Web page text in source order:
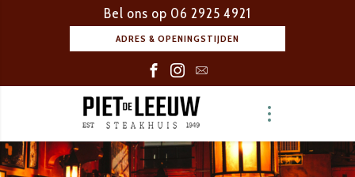
Bel ons op 06 2925 4921
ADRES & OPENINGSTIJDEN